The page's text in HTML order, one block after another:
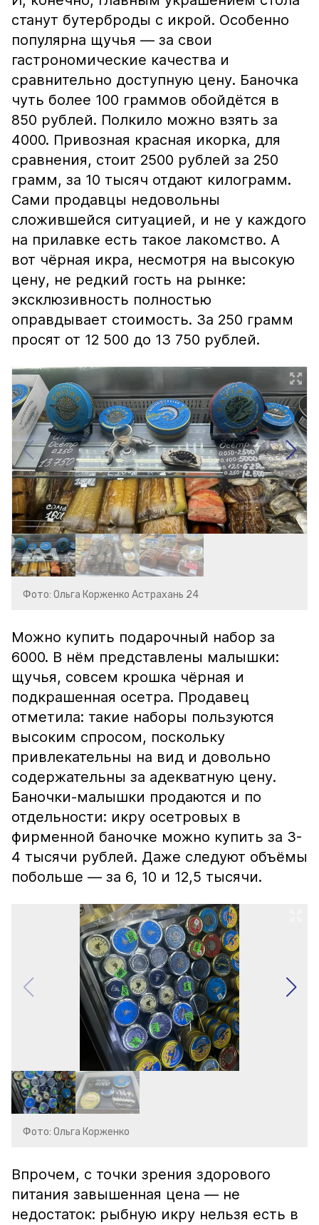
станут бутерброды с икрой. Особенно
популярна щучья — за свои
гастрономические качества и
сравнительно доступную цену. Баночка
чуть более 100 граммов обойдётся в
850 рублей. Полкило можно взять за
4000. Привозная красная икорка, для
сравнения, стоит 2500 рублей за 250
грамм, за 10 тысяч отдают килограмм.
Сами продавцы недовольны
сложившейся ситуацией, и не у каждого
на прилавке есть такое лакомство. А
вот чёрная икра, несмотря на высокую
цену, не редкий гость на рынке:
эксклюзивность полностью
оправдывает стоимость. За 250 грамм
просят от 12 500 до 13 750 рублей.
Фото: Ольга Корженко Астрахань 24
Можно купить подарочный набор за
6000. В нём представлены малышки:
щучья, совсем крошка чёрная и
подкрашенная осетра. Продавец
отметила: такие наборы пользуются
высоким спросом, поскольку
привлекательны на вид и довольно
содержательны за адекватную цену.
Баночки-малышки продаются и по
отдельности: икру осетровых в
фирменной баночке можно купить за 3-
4 тысячи рублей. Даже следуют объёмы
побольше — за 6, 10 и 12,5 тысячи.
Фото: Ольга Корженко
Впрочем, с точки зрения здорового
питания завышенная цена — не
недостаток: рыбную икру нельзя есть в